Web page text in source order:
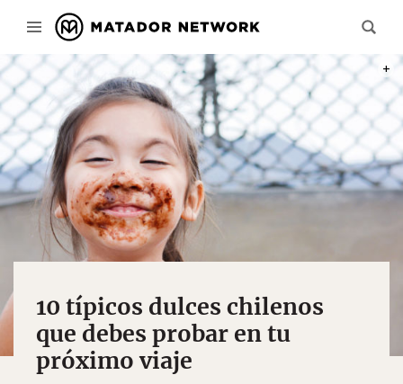
10 típicos dulces chilenos
que debes probar en tu
próximo viaje